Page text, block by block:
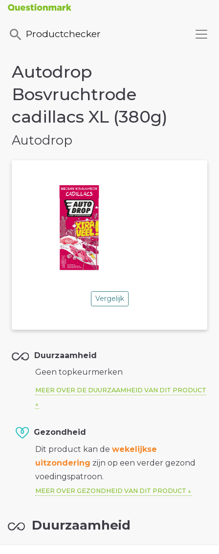
Productchecker
Autodrop
Bosvruchtrode
cadillacs XL (380g)
Autodrop
Vergelijk
Duurzaamheid
Geen topkeurmerken
MEER OVER DE DUURZAAMHEID VAN DIT PRODUCT
Gezondheid
Dit product kan de wekelijkse
uitzondering zijn op een verder gezond
voedingspatroon.
MEER OVER GEZONDHEID VAN DIT PRODUCT
Duurzaamheid